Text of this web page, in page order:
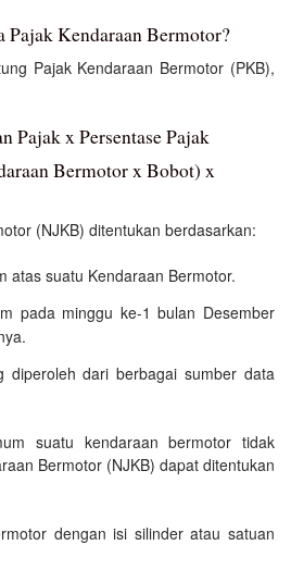
Pajak Kendaraan Bermotor?
Pajak Kendaraan Bermotor (PKB),
Pajak x Persentase Pajak
Bermotor x Bobot) x
(NJKB) ditentukan berdasarkan:
atas suatu Kendaraan Bermotor.
pada minggu ke-1 bulan Desember
diperoleh dari berbagai sumber data
suatu kendaraan bermotor tidak
Bermotor (NJKB) dapat ditentukan
dengan isi silinder atau satuan